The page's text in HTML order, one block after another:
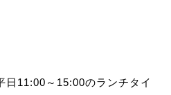
日11:00～15:00のランチタイ